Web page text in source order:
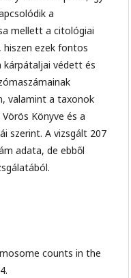
a
mellett a citológiai
hiszen ezek fontos
kárpátaljai védett és
valamint a taxonok
Könyve és a
szerint. A vizsgált 207
adata, de ebből
counts in the